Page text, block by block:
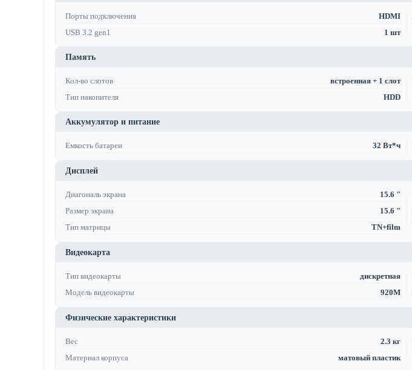
Порты подключения HDMI
USB 3.2 gen1
1 шт
Память
Кол-во слотов встроенная + 1 слот
Тип накопителя
HDD
Аккумулятор и питание
Емкость батареи 32 Вт*ч
Дисплей
Диагональ экрана 15.6 "
Размер экрана
15.6 "
Тип матрицы
TN+film
Видеокарта
Тип видеокарты дискретная
Модель видеокарты
920M
Физические характеристики
Вес 2.3 кг
Материал корпуса
матовый пластик